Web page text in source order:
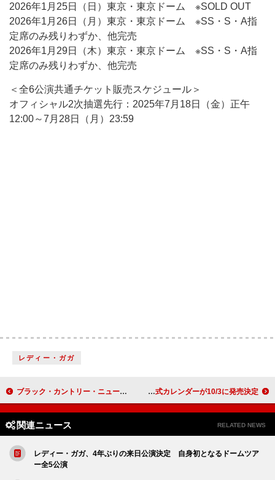
2026年1月25日（日）東京・東京ドーム ※SOLD OUT
2026年1月26日（月）東京・東京ドーム ※SS・S・A指
定席のみ残りわずか、他完売
2026年1月29日（木）東京・東京ドーム ※SS・S・A指
定席のみ残りわずか、他完売
＜全6公演共通チケット販売スケジュール＞
オフィシャル2次抽選先行：2025年7月18日（金）正午
12:00～7月28日（月）23:59
レディー・ガガ
ブラック・カントリー・ニュー・ロード、「Socks」のリリック・ビデオ公開 ザ・ビートルズ、2026年版公式カレンダーが10/3に発売決定
関連ニュース RELATED NEWS
レディー・ガガ、4年ぶりの来日公演決定 自身初となるドームツア
ー全5公演